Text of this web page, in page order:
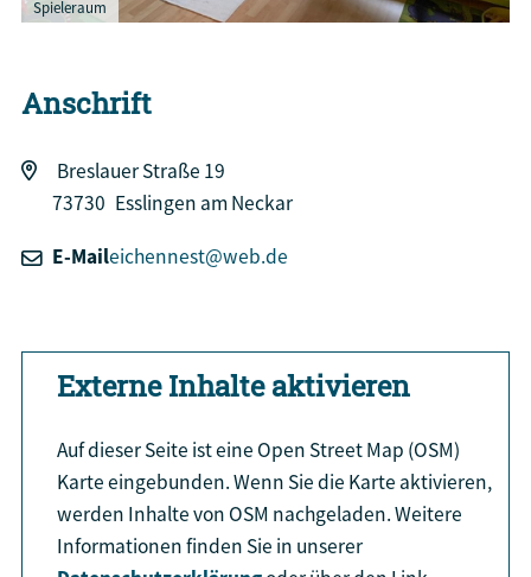
Spieleraum
Anschrift
Breslauer Straße 19
73730 Esslingen am Neckar
E-Maileichennest@web.de
Externe Inhalte aktivieren
Auf dieser Seite ist eine Open Street Map (OSM)
Karte eingebunden. Wenn Sie die Karte aktivieren,
werden Inhalte von OSM nachgeladen. Weitere
Informationen finden Sie in unserer